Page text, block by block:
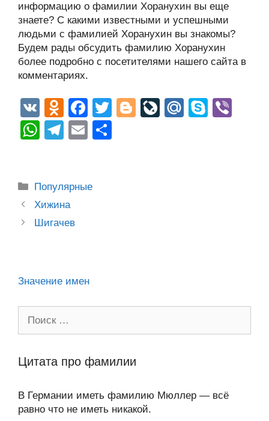
информацию о фамилии Хоранухин вы еще
знаете? С какими известными и успешными
людьми с фамилией Хоранухин вы знакомы?
Будем рады обсудить фамилию Хоранухин
более подробно с посетителями нашего сайта в
комментариях.
V
K
O
d
n
kl
a
ss
F
a
c
b
T
Bl Li
M S
W
s
A
p
T
gr
a
m
E
Рубрики
Популярные
Post
navigation
Хижина
Шигачев
Значение имен
Цитата про фамилии
В Германии иметь фамилию Мюллер — всё
равно что не иметь никакой.